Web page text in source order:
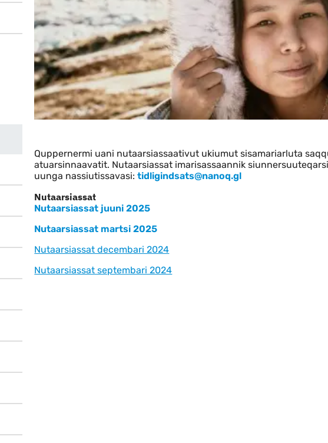
Indhold
Quppernermi uani nutaarsiassaativut ukiumut sisamariarluta
atuarsinnaavatit. Nutaarsiassat imarisassaannik
uunga nassiutissavasi:tidligindsats@nanoq.gl
Nutaarsiassat
Nutaarsiassat juuni 2025
Nutaarsiassat martsi 2025
Nutaarsiassat decembari 2024
Nutaarsiassat septembari 2024